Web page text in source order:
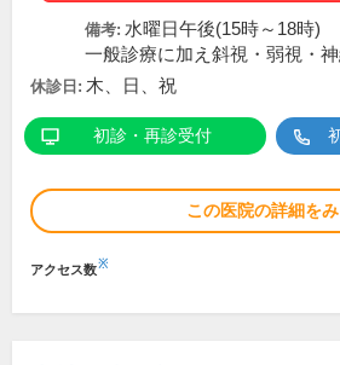
備考: 水曜日午後(15時～18時)
一般診療に加え斜視・弱視・
休診日: 木、日、祝
初診・再診受付
この医院の詳細を
アクセス数※